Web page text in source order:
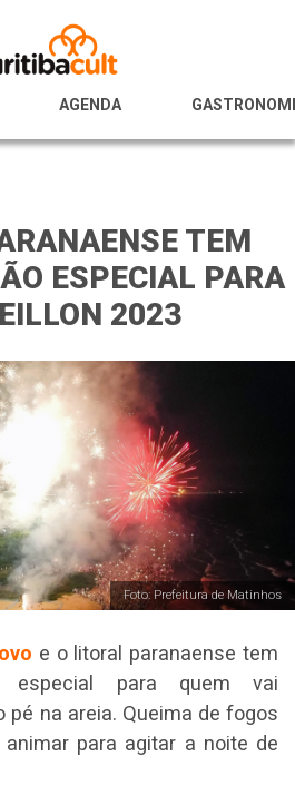
AGENDA
TEM
ESPECIAL PARA
2023
Foto: Prefeitura de Matinhos
e o litoral paranaense tem
especial para quem vai
pé na areia. Queima de fogos
para agitar a noite de